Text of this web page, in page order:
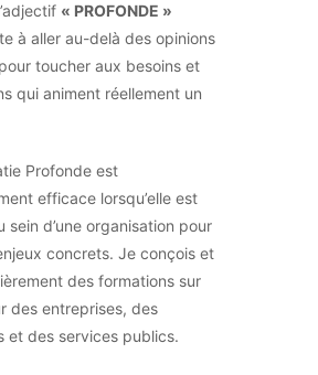
« PROFONDE »
à aller au-delà des opinions
toucher aux besoins et
qui animent réellement un
Profonde est
efficace lorsqu’elle est
sein d’une organisation pour
concrets. Je conçois et
des formations sur
des entreprises, des
et des services publics.